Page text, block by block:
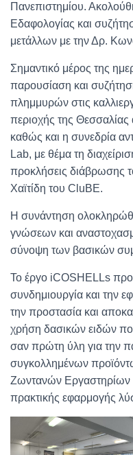
Πανεπιστημίου.
Εδαφολογίας και
μετάλλων με την Δρ.
Σημαντικό μέρος της
παρουσίαση και
πλημμυρών στις
περιοχής της Θεσσαλίας
καθώς και η συνεδρία
Lab, με θέμα τη
προκλήσεις διάβρωσης
Χαϊτίδη του CluBE.
Η συνάντηση
γνώσεων και
σύνοψη των βασικών
Το έργο iCOSHELLs
συνδημιουργία και την
την προστασία και
χρήση δασικών ειδών
σαν πρώτη ύλη για την
συγκολλημένων
Ζωντανών Εργαστηρίων
πρακτικής εφαρμογής